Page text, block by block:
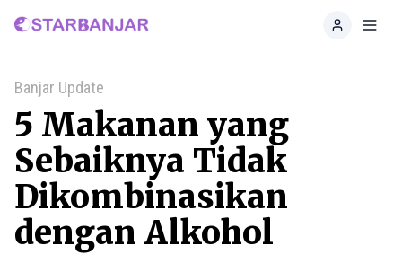
Home
Banjar Update
5 Makanan yang
Sebaiknya Tidak
Dikombinasikan
dengan Alkohol